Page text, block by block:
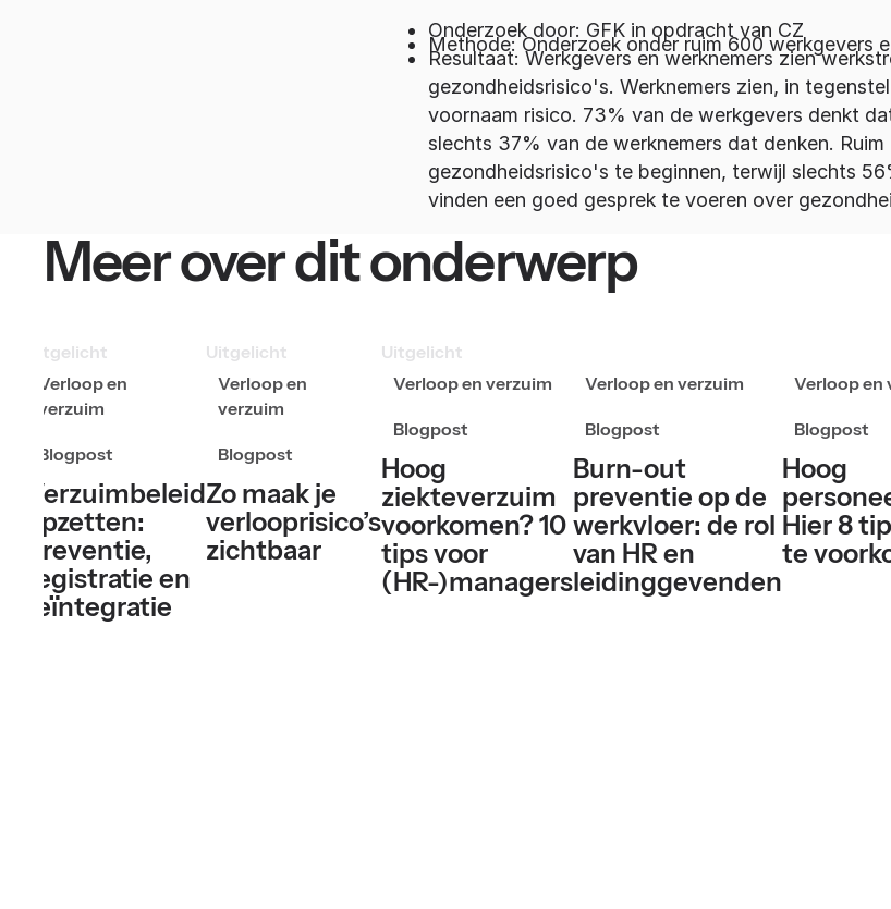
Onderzoek door: GFK in opdracht van CZ
Methode: Onderzoek onder ruim 600 werkgevers
Resultaat: Werkgevers en werknemers zien
gezondheidsrisico's. Werknemers zien, in
voornaam risico. 73% van de werkgevers denkt
slechts 37% van de werknemers dat denken.
gezondheidsrisico's te beginnen, terwijl slechts
vinden een goed gesprek te voeren over
Meer over dit onderwerp
Uitgelicht
Verloop en
verzuim
Blogpost
Verzuimbeleid
opzetten:
preventie,
registratie en
reïntegratie
Uitgelicht
Verloop en
verzuim
Blogpost
Zo maak je
verlooprisico’s
zichtbaar
Uitgelicht
Verloop en verzuim
Blogpost
Hoog
ziekteverzuim
voorkomen? 10
tips voor
(HR-)managers
Verloop en verzuim
Blogpost
Burn-out
preventie op de
werkvloer: de rol
van HR en
leidinggevenden
Verloop en
Blogpost
Hoog
Hier 8
te